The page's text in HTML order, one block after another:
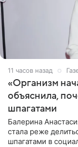
11 часов назад
«Организм
объяснила,
шпагатами
Балерина
стала реже
шпагатами в